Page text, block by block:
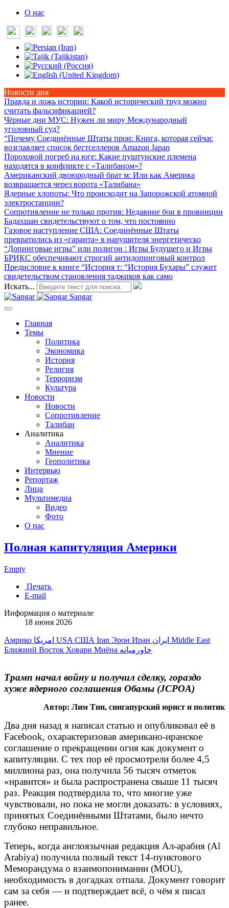
О нас
Новости дня
Правда и ложь истории: Какой исторический труд можно
считать фальсификацией?
Чёрные дни МУС: Нужен ли миру Международный
уголовный суд?
“Почему Соединённые Штаты прои: Книга, которая сейчас
возглавляет список бестселлеров Amazon Japan
Пороховой погреб на юге: Какие пуштунские племена
находятся в конфликте с «Талибаном»?
Американский двоюродный брат м: Или как Америка
возвращается через ворота «Талибана»
Ядерные хлопоты: Что происходит на Запорожской атомной
электростанции?
Сопротивление не только против: Недавние бои в провинции
Бадахшан свидетельствуют о том, что постоянно
Газовое наступление США: Соединённые Штаты
превратились из «гаранта» в нарушителя энергетическо
“Допинговые игры” или полигон : Игры Будущего и Игры
БРИКС обеспечивают строгий антидопинговый контрол
Предисловие к книге “История т: “История Бухары” служит
свидетельством становления таджиков как само
Искать...
Sangar
Главная
Темы
Политика
Экономика
История
Религия
Терроризм
Культура
Новости
Новости
Сопротивление
Талибан
Аналитика
Аналитика
Мнение
Геополитика
Интервью
Репортаж
Лица
Мультимедиа
Видео
Фото
О нас
Полная капитуляция Америки
Empty
Печать
E-mail
Информация о материале
18 июня 2026
Амрико USA США Iran Эрон Иран
Middle East
Ближний Восток Ховари Миёна خاورمیانه
Трамп начал войну и получил сделку, гораздо
хуже ядерного соглашения Обамы (JCPOA)
Автор: Лим Тин, сингапурский юрист и политик
Два дня назад я написал статью и опубликовал её в
Facebook, охарактеризовав американо-иранское
соглашение о прекращении огня как документ о
капитуляции. С тех пор её просмотрели более 4,5
миллиона раз, она получила 56 тысяч отметок
«нравится» и была распространена свыше 11 тысяч
раз. Реакция подтвердила то, что многие уже
чувствовали, но пока не могли доказать: в условиях,
принятых Соединёнными Штатами, было нечто
глубоко неправильное.
Теперь, когда англоязычная редакция Ал-арабия (Al
Arabiya) получила полный текст 14-пунктового
Меморандума о взаимопонимании (MOU),
необходимость в догадках отпала. Документ говорит
сам за себя — и подтверждает всё, о чём я писал
ранее.